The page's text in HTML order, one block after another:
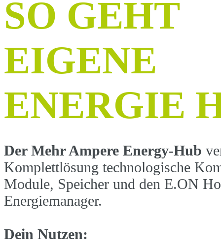
SO GEHT
EIGENE
ENERGIE
Der Mehr Ampere Energy-Hub
Komplettlösung technologische
Module, Speicher und den E.ON
Energiemanager.
Dein Nutzen: